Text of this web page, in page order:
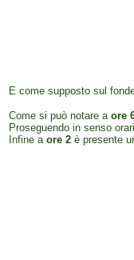
E come supposto sul
Come si può notare a ore
Proseguendo in senso
Infine a ore 2 è presente